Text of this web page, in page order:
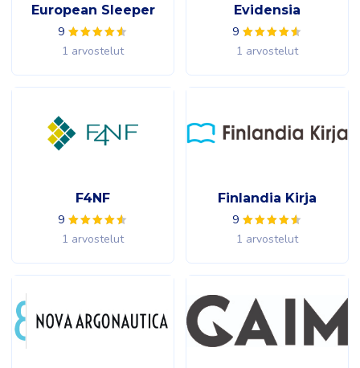
European Sleeper
9
1 arvostelut
Evidensia
9
1 arvostelut
F4NF
9
1 arvostelut
Finlandia Kirja
9
1 arvostelut